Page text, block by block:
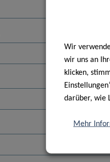
Wir
wir uns an
klicken,
darüber, wie
Mehr